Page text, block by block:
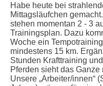
Habe heute bei
Mittagsläufchen
stehen momentan 2 - 3
Trainingsplan. Dazu
Woche ein
mindestens 15 km.
Stunden Krafttraining
Pferden sieht das
Unsere „Arbeiter/innen“